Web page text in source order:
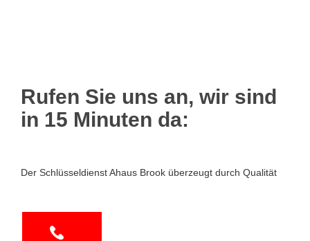
Rufen Sie uns an, wir sind
in 15 Minuten da:
Der Schlüsseldienst Ahaus Brook überzeugt durch Qualität